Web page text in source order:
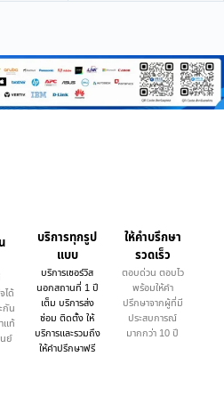
ได้
กัน
แท้
ย์
บริการทุกรูป
แบบ
บริการเซอร์วิส
นอกสถานที่ 1 ปี
เต็ม บริการส่ง
ซ่อม ติดตั้ง ให้
บริการและรวมถึง
ให้คำปรึกษาฟรี
ให้คำบรึกษา
รวดเร็ว
ตอบด่วน ตอบไว
พร้อมให้คำ
ปรึกษาจากผู้ที่มี
ประสบการณ์
มากกว่า 10 ปี